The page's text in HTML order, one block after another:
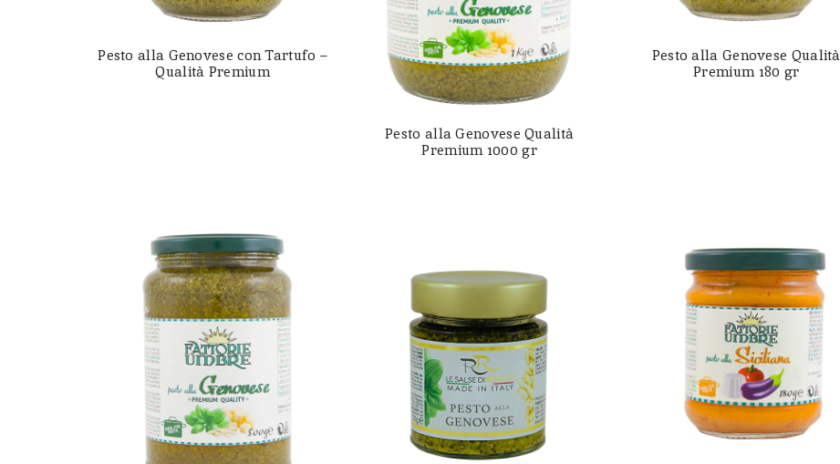
Pesto alla Genovese con Tartufo –
Qualità Premium
Pesto alla Genovese Qualità
Premium 1000 gr
Pesto alla Genovese Qualità
Premium 180 gr